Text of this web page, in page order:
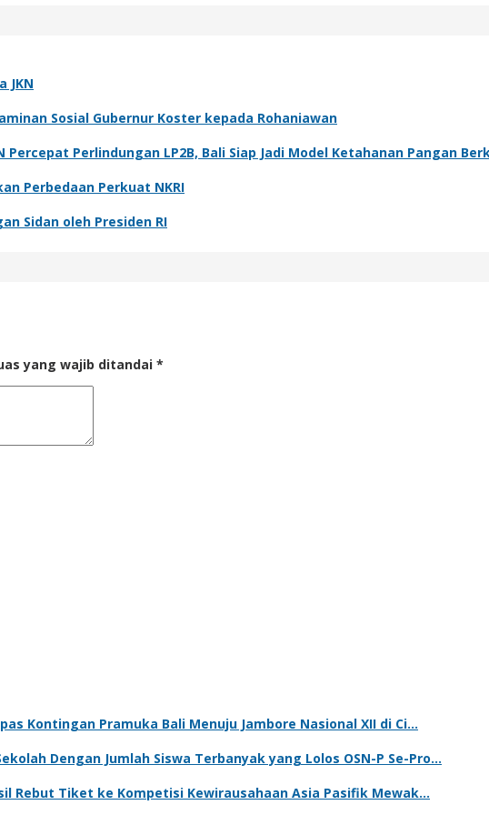
JKN
Sosial Gubernur Koster kepada Rohaniawan
Perlindungan LP2B, Bali Siap Jadi Model Ketahanan Pangan
Perbedaan Perkuat NKRI
Sidan oleh Presiden RI
yang wajib ditandai *
Kontingan Pramuka Bali Menuju Jambore Nasional XII di Ci…
Dengan Jumlah Siswa Terbanyak yang Lolos OSN-P Se-Pro…
Rebut Tiket ke Kompetisi Kewirausahaan Asia Pasifik Mewak…